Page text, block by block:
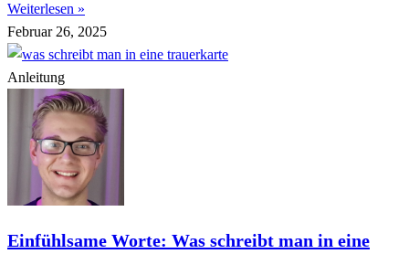
Weiterlesen »
Februar 26, 2025
Anleitung
Einfühlsame Worte: Was schreibt man in eine